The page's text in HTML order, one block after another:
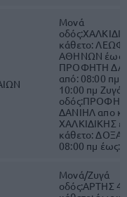
Μονά
κάθετο: ΛΕΩΦ.
ΑΘΗΝΩΝ έως
ΠΡΟΦΗΤΗ
από: 08:00 πμ
10:00 πμ Ζυγά
ΔΑΝΙΗΛ απο
ΧΑΛΚΙΔΙΚΗΣ
κάθετο:
08:00 πμ έως:
Μονά/Ζυγά
οδός:ΑΡΤΗΣ